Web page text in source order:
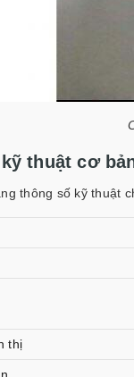
thuật cơ
thông số kỹ thuật
thị